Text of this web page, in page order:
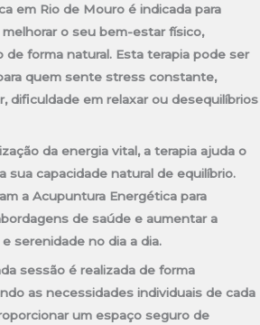
em Rio de Mouro é indicada para
o seu bem-estar físico,
forma natural. Esta terapia pode ser
quem sente stress constante,
dificuldade em relaxar ou desequilíbrios
da energia vital, a terapia ajuda o
sua capacidade natural de equilíbrio.
a Acupuntura Energética para
de saúde e aumentar a
serenidade no dia a dia.
sessão é realizada de forma
as necessidades individuais de cada
um espaço seguro de